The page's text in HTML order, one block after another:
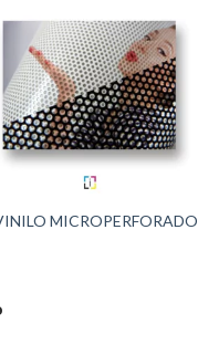
MICROPERFORADO